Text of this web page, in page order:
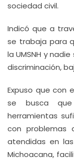
sociedad civil.
Indicó que a
se trabaja para
la UMSNH y
discriminación,
Expuso que con
se busca
herramientas
con problemas
atendidas en
Michoacana,